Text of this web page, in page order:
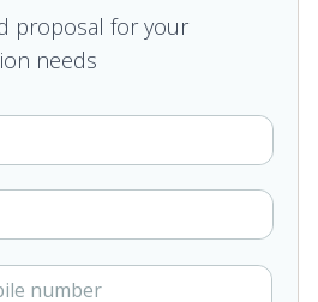
proposal for your
needs